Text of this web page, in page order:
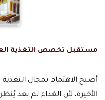
مستقبل تخصص التغذية
أصبح الاهتمام بمجال التغذية
الأخيرة، لأن الغذاء لم يعد